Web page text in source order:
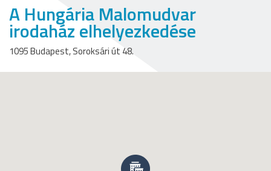
A Hungária Malomudvar
irodaház elhelyezkedése
1095 Budapest, Soroksári út 48.